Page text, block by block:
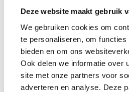
Deze website maakt gebruik
We gebruiken cookies om
te personaliseren, om
bieden en om ons
Ook delen we informatie over
site met onze partners voor
adverteren en analyse. Deze
MAMA